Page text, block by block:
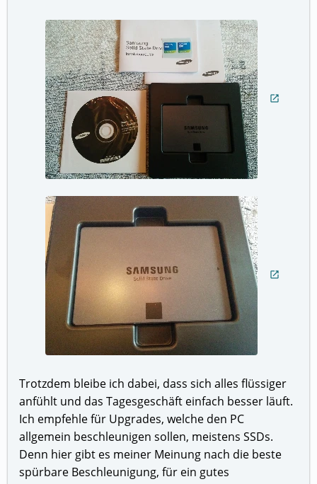
open_in_new
open_in_new
Trotzdem bleibe ich dabei, dass sich alles flüssiger
anfühlt und das Tagesgeschäft einfach besser läuft.
Ich empfehle für Upgrades, welche den PC
allgemein beschleunigen sollen, meistens SSDs.
Denn hier gibt es meiner Meinung nach die beste
spürbare Beschleunigung, für ein gutes